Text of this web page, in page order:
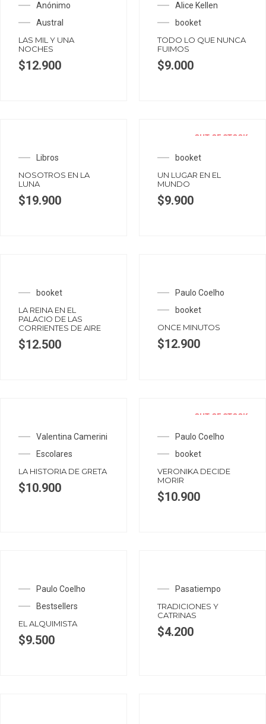
Anónimo
Austral
LAS MIL Y UNA
NOCHES
$12.900
Alice Kellen
booket
TODO LO QUE NUNCA
FUIMOS
$9.000
Libros
NOSOTROS EN LA
LUNA
$19.900
OUT OF STOCK
booket
UN LUGAR EN EL
MUNDO
$9.900
booket
LA REINA EN EL
PALACIO DE LAS
CORRIENTES DE AIRE
$12.500
Paulo Coelho
booket
ONCE MINUTOS
$12.900
Valentina Camerini
Escolares
LA HISTORIA DE GRETA
$10.900
OUT OF STOCK
Paulo Coelho
booket
VERONIKA DECIDE
MORIR
$10.900
Paulo Coelho
Bestsellers
EL ALQUIMISTA
$9.500
Pasatiempo
TRADICIONES Y
CATRINAS
$4.200